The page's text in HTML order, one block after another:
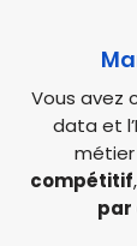
Vous avez
data et
compétitif
par